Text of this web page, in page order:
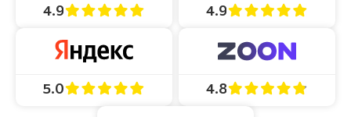
4.9 4.9
5.0 4.8